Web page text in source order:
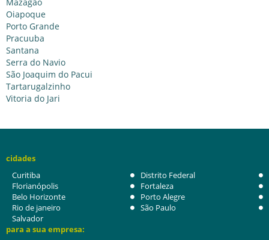
Oiapoque
Porto Grande
Pracuuba
Santana
Serra do Navio
São Joaquim do Pacui
Tartarugalzinho
Vitoria do Jari
cidades
Curitiba
Distrito Federal
Florianópolis
Fortaleza
Belo Horizonte
Porto Alegre
Rio de janeiro
São Paulo
Salvador
para a sua empresa: